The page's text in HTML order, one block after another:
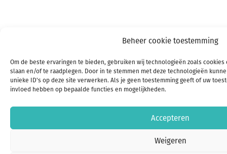
Beheer cookie toestemming
Om de beste ervaringen te bieden, gebruiken wij technologieën zoals
slaan en/of te raadplegen. Door in te stemmen met deze technologieën
unieke ID's op deze site verwerken. Als je geen toestemming geeft of uw
invloed hebben op bepaalde functies en mogelijkheden.
Accepteren
Weigeren